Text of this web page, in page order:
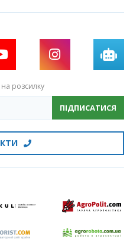
на розсилку
ПІДПИСАТИСЯ